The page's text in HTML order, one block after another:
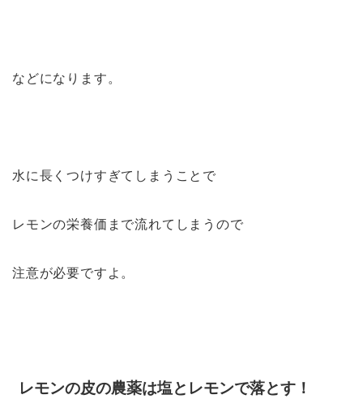
などになります。
水に長くつけすぎてしまうことで
レモンの栄養価まで流れてしまうので
注意が必要ですよ。
レモンの皮の農薬は塩とレモンで落とす！